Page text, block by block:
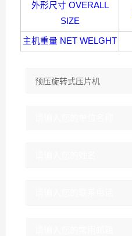
外形尺寸 OVERALL
SIZE
主机重量 NET WELGHT